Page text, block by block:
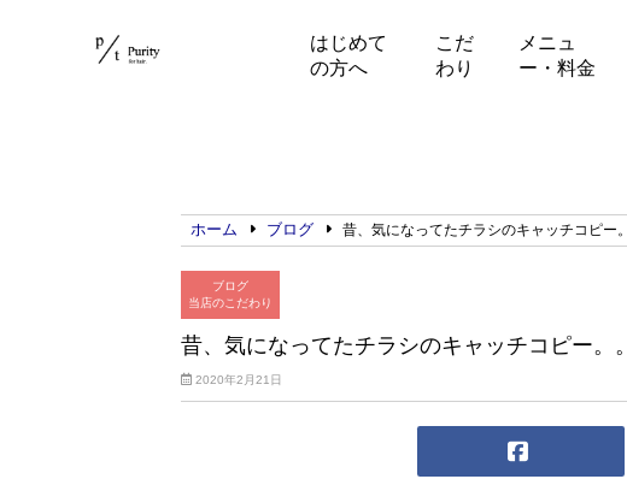
はじめて
の方へ
こだ
わり
メニュ
ー・料金
ホーム ブログ 昔、気になってたチラシのキャッチコピー
ブログ
当店のこだわり
昔、気になってたチラシのキャッチコピー。。
2020年2月21日